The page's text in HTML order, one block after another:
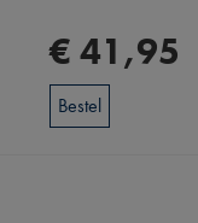
€ 41 ,95
Bestel